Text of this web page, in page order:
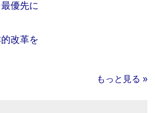
優先に
改革を
もっと見る »